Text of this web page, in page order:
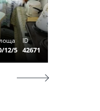
12/5
ID
42671